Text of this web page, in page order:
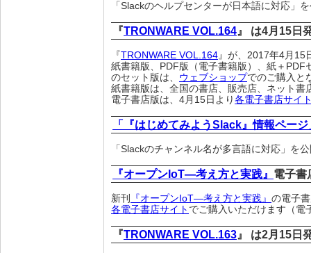
「Slackのヘルプセンターが日本語に対応」
『TRONWARE VOL.164 』 は4月15日
『TRONWARE VOL.164』が、2017年4月15
紙書籍版、PDF版（電子書籍版）、紙＋
のセット版は、 ウェブショップでのご購入と
紙書籍版は、全国の書店、販売店、ネット書
電子書店版は、4月15日より 各電子書店サイ
「『はじめてみようSlack』情報ページ
「Slackのチャンネル名が多言語に対応」を
『オープンIoT―考え方と実践』 電子書
新刊 『オープンIoT―考え方と実践』 の電子
各電子書店サイト でご購入いただけます（電
『TRONWARE VOL.163 』 は2月15日